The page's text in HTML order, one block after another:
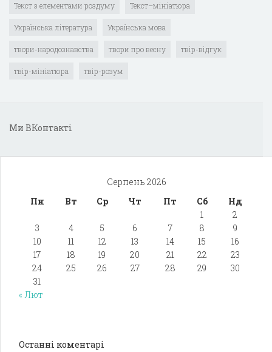
Текст з елементами роздуму Текст–мініатюра
Українська література Українська мова
твори-народознавства твори про весну твір-відгук
твір-мініатюра твір-розум
Ми ВКонтакті
Серпень 2026
Пн
Вт Ср Чт Пт Сб
Нд
1
2
3
4 5 6 7 8
9
10
11 12 13 14 15
16
17
18 19 20 21 22
23
24
25 26 27 28 29
30
31
« Лют
Останні коментарі